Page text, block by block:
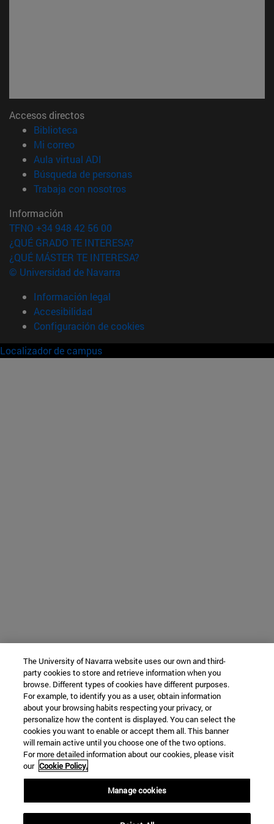
Accesos directos
Biblioteca
Mi correo(abre en nueva ventana)
Aula virtual ADI
Búsqueda de personas(abre en nueva ventana)
Trabaja con nosotros(abre en nueva ventana)
Información
TFNO +34 948 42 56 00
¿QUÉ GRADO TE INTERESA?
¿QUÉ MÁSTER TE INTERESA?
© Universidad de Navarra
Información legal
Accesibilidad
Configuración de cookies
Localizador de campus
The University of Navarra website uses our own and third-
party cookies to store and retrieve information when you
browse. Different types of cookies have different purposes.
For example, to identify you as a user, obtain information
about your browsing habits respecting your privacy, or
personalize how the content is displayed. You can select the
cookies you want to enable or accept them all. This banner
will remain active until you choose one of the two options.
For more detailed information about our cookies, please visit
our Cookie Policy.
Manage cookies